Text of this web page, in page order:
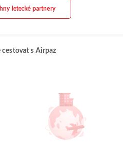
letecké partnery
cestovat s Airpaz